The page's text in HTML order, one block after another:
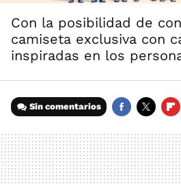
Con la posibilidad de
camiseta exclusiva con
inspiradas en los
Sin comentarios